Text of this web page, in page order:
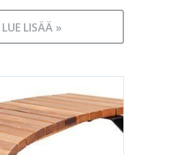
LUE LISÄÄ »